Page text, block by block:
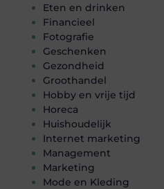
Eten en drinken
Financieel
Fotografie
Geschenken
Gezondheid
Groothandel
Hobby en vrije tijd
Horeca
Huishoudelijk
Internet marketing
Management
Marketing
Mode en Kleding